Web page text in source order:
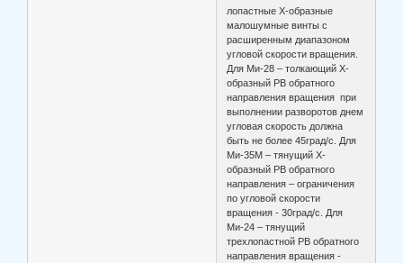
лопастные Х-образные
малошумные винты с
расширенным диапазоном
угловой скорости вращения.
Для Ми-28 – толкающий Х-
образный РВ обратного
направления вращения при
выполнении разворотов днем
угловая скорость должна
быть не более 45град/с. Для
Ми-35М – тянущий Х-
образный РВ обратного
направления – ограничения
по угловой скорости
вращения - 30град/с. Для
Ми-24 – тянущий
трехлопастной РВ обратного
направления вращения -